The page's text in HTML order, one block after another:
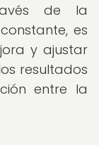
de la
es
y ajustar
resultados
entre la